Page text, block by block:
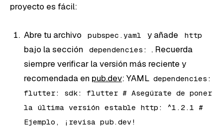
proyecto es fácil:
Abre tu archivo pubspec.yaml y añade http
bajo la sección dependencies:
. Recuerda
siempre verificar la versión más reciente y
recomendada en pub.dev: YAML dependencies:
flutter: sdk: flutter # Asegúrate de poner
la última versión estable http: ^1.2.1 #
Ejemplo, ¡revisa pub.dev!